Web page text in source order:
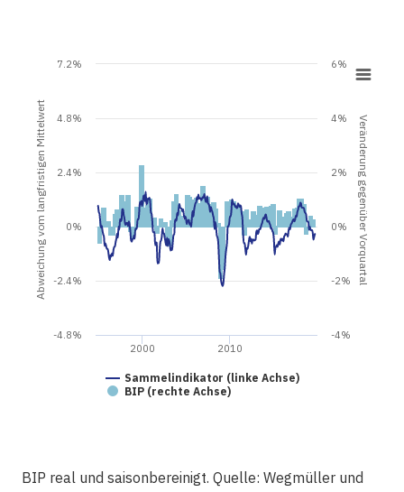
Abweichung vom langfristigen Mittelwert Veränderung gegenüber Vorquartal
Sammelindikator (linke Achse)
BIP (rechte Achse)
2000 2010
-4.8%
-2.4%
0%
2.4%
4.8%
7.2%
-4%
-2%
0%
2%
4%
6%
BIP real und saisonbereinigt. Quelle: Wegmüller und